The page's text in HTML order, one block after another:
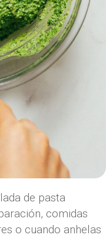
de pasta
comidas
o cuando anhelas